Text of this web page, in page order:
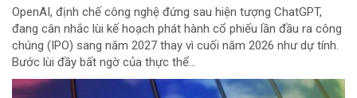
OpenAI, định chế công nghệ đứng sau hiện tượng ChatGPT,
đang cân nhắc lùi kế hoạch phát hành cổ phiếu lần đầu ra công
chúng (IPO) sang năm 2027 thay vì cuối năm 2026 như dự tính.
Bước lùi đầy bất ngờ của thực thể...